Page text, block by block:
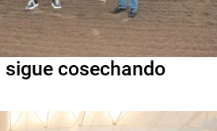
cosechando